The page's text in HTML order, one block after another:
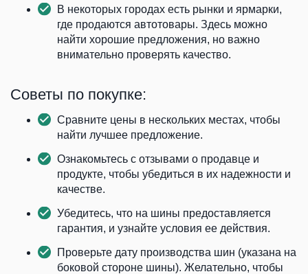
В некоторых городах есть рынки и ярмарки,
где продаются автотовары. Здесь можно
найти хорошие предложения, но важно
внимательно проверять качество.
Советы по покупке:
Сравните цены в нескольких местах, чтобы
найти лучшее предложение.
Ознакомьтесь с отзывами о продавце и
продукте, чтобы убедиться в их надежности и
качестве.
Убедитесь, что на шины предоставляется
гарантия, и узнайте условия ее действия.
Проверьте дату производства шин (указана на
боковой стороне шины). Желательно, чтобы